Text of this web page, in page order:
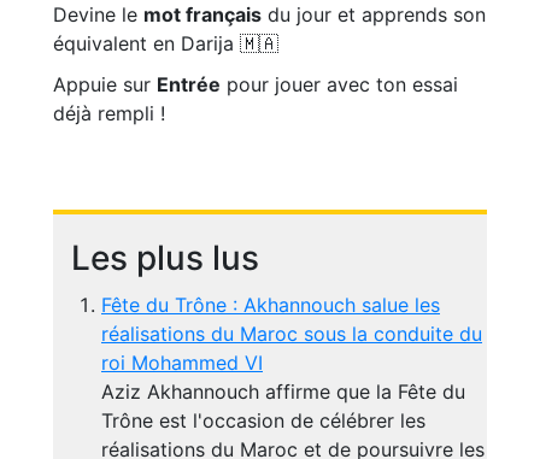
Devine le mot français du jour et apprends son
équivalent en Darija 🇲🇦
Appuie sur Entrée pour jouer avec ton essai
déjà rempli !
Les plus lus
Fête du Trône : Akhannouch salue les
réalisations du Maroc sous la conduite du
roi Mohammed VI
Aziz Akhannouch affirme que la Fête du
Trône est l'occasion de célébrer les
réalisations du Maroc et de poursuivre les